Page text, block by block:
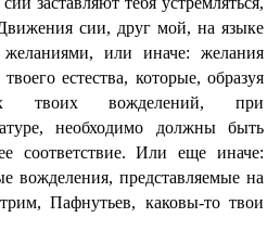
сии, друг мой, на языке
желаниями, или иначе: желания
естества, которые, образуя
твоих вожделений, при
необходимо должны быть
соответствие. Или еще иначе:
вожделения, представляемые на
Пафнутьев, каковы-то твои